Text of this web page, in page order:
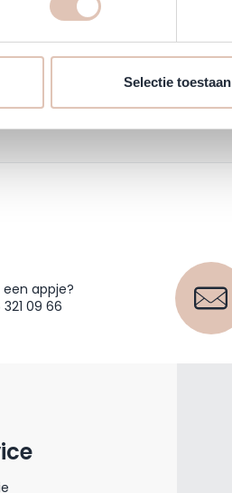
Selectie toestaan
een appje?
09 66